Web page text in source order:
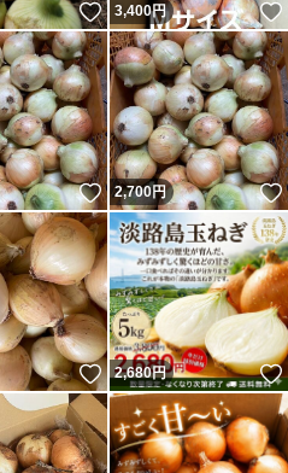
いいね！
3,400円
いいね！
2,700円
いいね！
2,680円